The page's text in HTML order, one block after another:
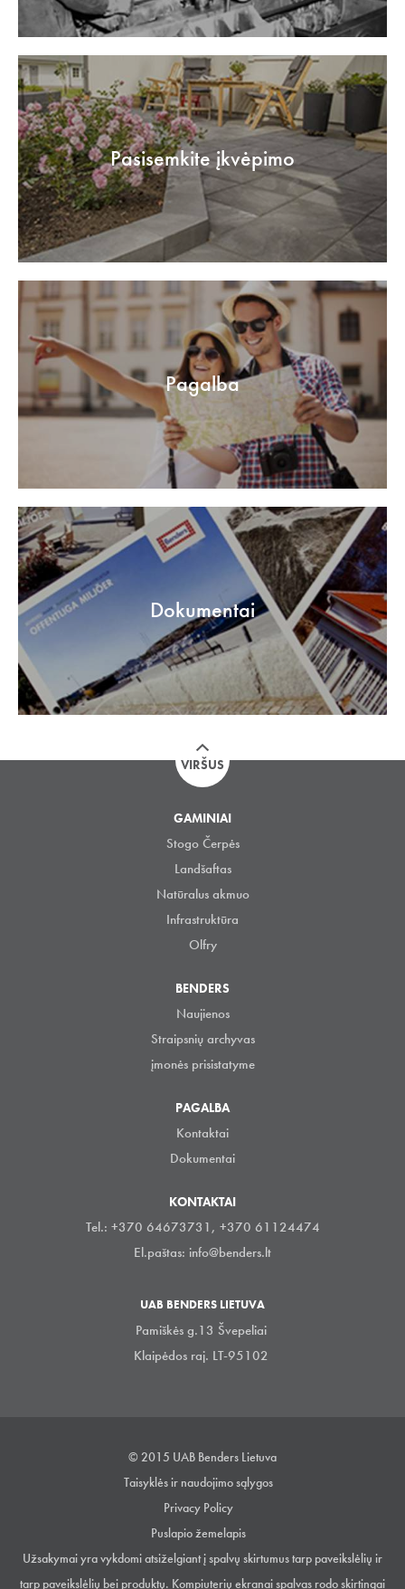
Pasisemkite įkvėpimo
Pagalba
Dokumentai
VIRŠUS
GAMINIAI
Stogo Čerpės
Landšaftas
Natūralus akmuo
Infrastruktūra
Olfry
BENDERS
Naujienos
Straipsnių archyvas
įmonės prisistatyme
PAGALBA
Kontaktai
Dokumentai
KONTAKTAI
Tel.: +370 64673731, +370 61124474
El.paštas: info@benders.lt
UAB BENDERS LIETUVA
Pamiškės g.13 Švepeliai
Klaipėdos raj. LT-95102
© 2015 UAB Benders Lietuva
Taisyklės ir naudojimo sąlygos
Privacy Policy
Puslapio žemelapis
Užsakymai yra vykdomi atsiželgiant į spalvų skirtumus tarp paveikslėlių ir
tarp paveikslėlių bei produktų. Kompiuterių ekranai spalvas rodo skirtingai